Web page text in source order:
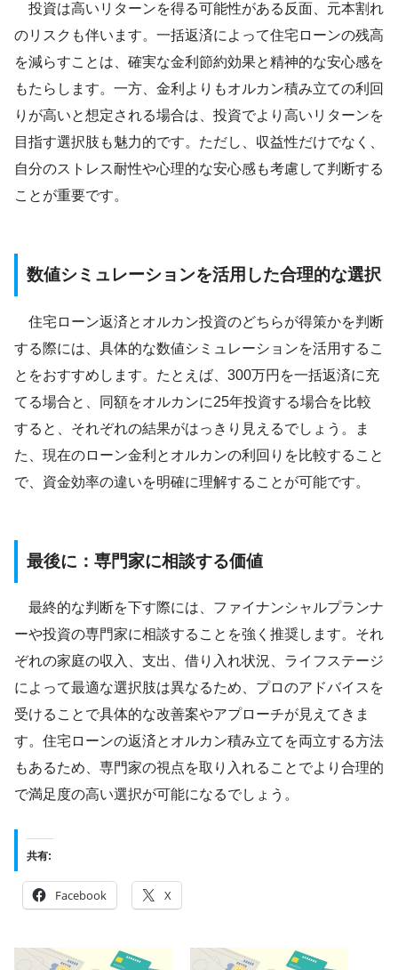
投資は高いリターンを得る可能性がある反面、元本割れ
のリスクも伴います。一括返済によって住宅ローンの残高
を減らすことは、確実な金利節約効果と精神的な安心感を
もたらします。一方、金利よりもオルカン積み立ての利回
りが高いと想定される場合は、投資でより高いリターンを
目指す選択肢も魅力的です。ただし、収益性だけでなく、
自分のストレス耐性や心理的な安心感も考慮して判断する
ことが重要です。
数値シミュレーションを活用した合理的な選択
住宅ローン返済とオルカン投資のどちらが得策かを判断
する際には、具体的な数値シミュレーションを活用するこ
とをおすすめします。たとえば、300万円を一括返済に充
てる場合と、同額をオルカンに25年投資する場合を比較
すると、それぞれの結果がはっきり見えるでしょう。ま
た、現在のローン金利とオルカンの利回りを比較すること
で、資金効率の違いを明確に理解することが可能です。
最後に：専門家に相談する価値
最終的な判断を下す際には、ファイナンシャルプランナ
ーや投資の専門家に相談することを強く推奨します。それ
ぞれの家庭の収入、支出、借り入れ状況、ライフステージ
によって最適な選択肢は異なるため、プロのアドバイスを
受けることで具体的な改善案やアプローチが見えてきま
す。住宅ローンの返済とオルカン積み立てを両立する方法
もあるため、専門家の視点を取り入れることでより合理的
で満足度の高い選択が可能になるでしょう。
共有:
Facebook X